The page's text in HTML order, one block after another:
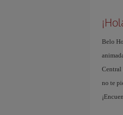
Belo
Central
no te